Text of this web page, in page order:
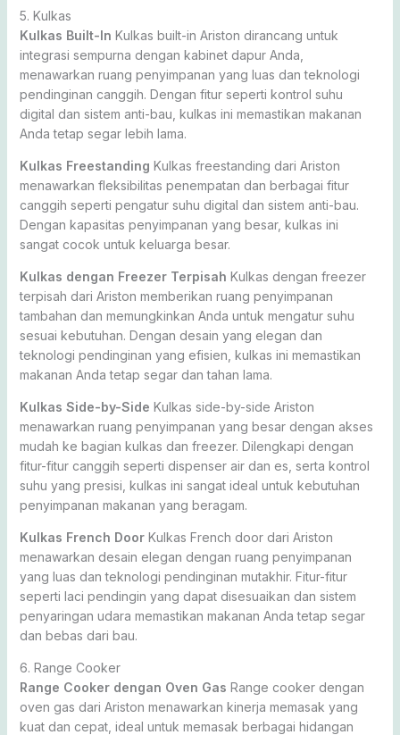
5. Kulkas
Kulkas Built-In Kulkas built-in Ariston dirancang untuk
integrasi sempurna dengan kabinet dapur Anda,
menawarkan ruang penyimpanan yang luas dan teknologi
pendinginan canggih. Dengan fitur seperti kontrol suhu
digital dan sistem anti-bau, kulkas ini memastikan makanan
Anda tetap segar lebih lama.
Kulkas Freestanding Kulkas freestanding dari Ariston
menawarkan fleksibilitas penempatan dan berbagai fitur
canggih seperti pengatur suhu digital dan sistem anti-bau.
Dengan kapasitas penyimpanan yang besar, kulkas ini
sangat cocok untuk keluarga besar.
Kulkas dengan Freezer Terpisah Kulkas dengan freezer
terpisah dari Ariston memberikan ruang penyimpanan
tambahan dan memungkinkan Anda untuk mengatur suhu
sesuai kebutuhan. Dengan desain yang elegan dan
teknologi pendinginan yang efisien, kulkas ini memastikan
makanan Anda tetap segar dan tahan lama.
Kulkas Side-by-Side Kulkas side-by-side Ariston
menawarkan ruang penyimpanan yang besar dengan akses
mudah ke bagian kulkas dan freezer. Dilengkapi dengan
fitur-fitur canggih seperti dispenser air dan es, serta kontrol
suhu yang presisi, kulkas ini sangat ideal untuk kebutuhan
penyimpanan makanan yang beragam.
Kulkas French DoorKulkas French door dari Ariston
menawarkan desain elegan dengan ruang penyimpanan
yang luas dan teknologi pendinginan mutakhir. Fitur-fitur
seperti laci pendingin yang dapat disesuaikan dan sistem
penyaringan udara memastikan makanan Anda tetap segar
dan bebas dari bau.
6. Range Cooker
Range Cooker dengan Oven Gas Range cooker dengan
oven gas dari Ariston menawarkan kinerja memasak yang
kuat dan cepat, ideal untuk memasak berbagai hidangan